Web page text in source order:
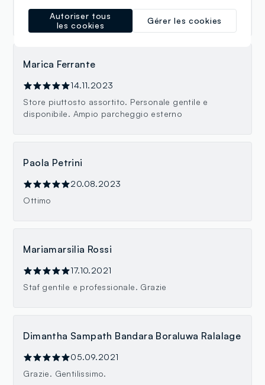
Ottima
Marica Ferrante
14.11.2023
Store piuttosto assortito. Personale gentile e
disponibile. Ampio parcheggio esterno
Paola Petrini
20.08.2023
Ottimo
Mariamarsilia Rossi
17.10.2021
Staf gentile e professionale. Grazie
Dimantha Sampath Bandara Boraluwa Ralalage
05.09.2021
Grazie. Gentilissimo.
Gérer les cookies
Autoriser tous
les cookies